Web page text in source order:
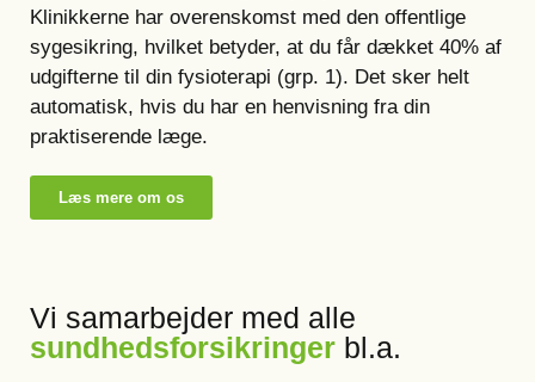
Klinikkerne har overenskomst med den offentlige
sygesikring, hvilket betyder, at du får dækket 40% af
udgifterne til din fysioterapi (grp. 1). Det sker helt
automatisk, hvis du har en henvisning fra din
praktiserende læge.
Læs mere om os
Vi samarbejder med alle
sundhedsforsikringer bl.a.